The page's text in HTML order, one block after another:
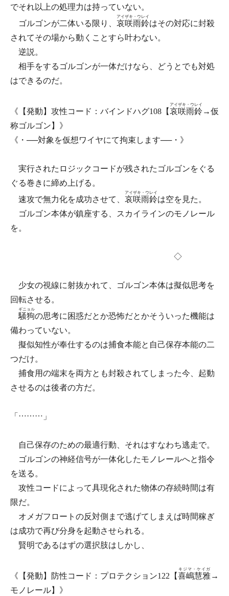
でそれ以上の処理力は持っていない。
ゴルゴンが二体いる限り、 哀咲雨鈴
アイザキ・ウレイ
はその対応に封殺
されてその場から動くことすら叶わない。
逆説。
相手をするゴルゴンが一体だけなら、どうとでも対処
はできるのだ。
《【発動】攻性コード：バインドハグ108【哀咲雨鈴
アイザキ・ウレイ
→仮
称ゴルゴン】》
《・──対象を仮想ワイヤにて拘束します──・》
実行されたロジックコードが残されたゴルゴンをぐる
ぐる巻きに締め上げる。
速攻で無力化を成功させて、 哀咲雨鈴
アイザキ・ウレイ
は空を見た。
ゴルゴン本体が鎮座する、スカイラインのモノレール
を。
◇
少女の視線に射抜かれて、ゴルゴン本体は擬似思考を
回転させる。
騒狗
ギニョル
の思考に困惑だとか恐怖だとかそういった機能は
備わっていない。
擬似知性が奉仕するのは捕食本能と自己保存本能の二
つだけ。
捕食用の端末を両方とも封殺されてしまった今、起動
させるのは後者の方だ。
「………」
自己保存のための最適行動、それはすなわち逃走で。
ゴルゴンの神経信号が一体化したモノレールへと指令
を送る。
攻性コードによって具現化された物体の存続時間は有
限だ。
オメガフロートの反対側まで逃げてしまえば時間稼ぎ
は成功で再び分身を起動させられる。
賢明であるはずの選択肢はしかし、
《【発動】防性コード：プロテクション122【喜嶋慧雅
キジマ・ケイガ
→
モノレール】》